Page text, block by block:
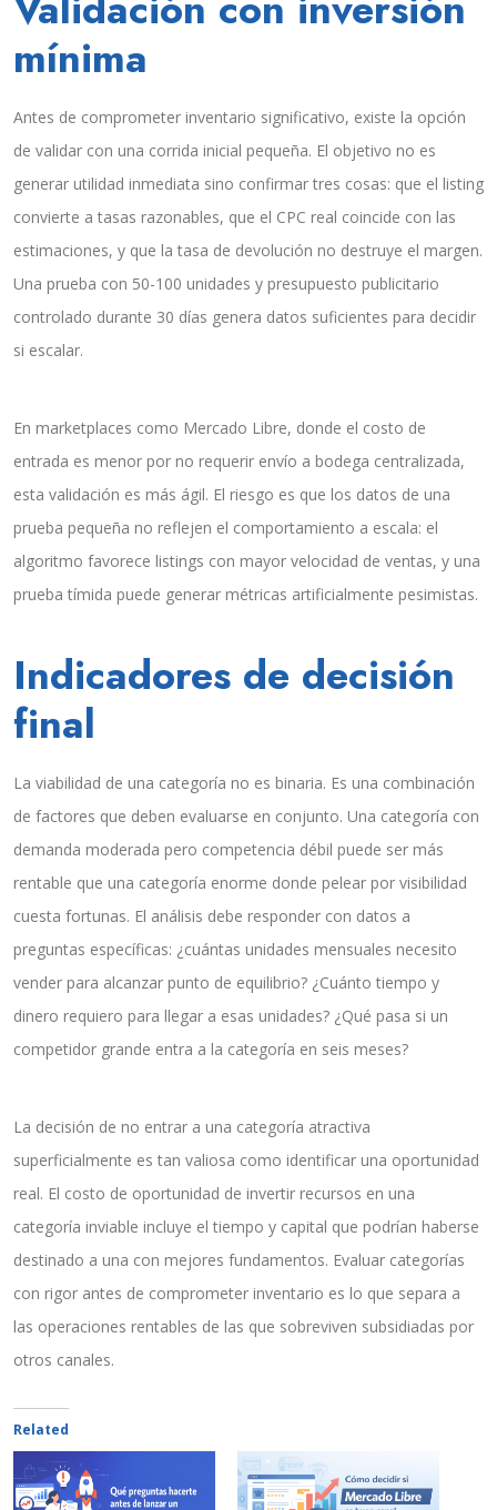
mínima
Antes de comprometer inventario significativo, existe la opción
de validar con una corrida inicial pequeña. El objetivo no es
generar utilidad inmediata sino confirmar tres cosas: que el listing
convierte a tasas razonables, que el CPC real coincide con las
estimaciones, y que la tasa de devolución no destruye el margen.
Una prueba con 50-100 unidades y presupuesto publicitario
controlado durante 30 días genera datos suficientes para decidir
si escalar.
En marketplaces como Mercado Libre, donde el costo de
entrada es menor por no requerir envío a bodega centralizada,
esta validación es más ágil. El riesgo es que los datos de una
prueba pequeña no reflejen el comportamiento a escala: el
algoritmo favorece listings con mayor velocidad de ventas, y una
prueba tímida puede generar métricas artificialmente pesimistas.
Indicadores de decisión
final
La viabilidad de una categoría no es binaria. Es una combinación
de factores que deben evaluarse en conjunto. Una categoría con
demanda moderada pero competencia débil puede ser más
rentable que una categoría enorme donde pelear por visibilidad
cuesta fortunas. El análisis debe responder con datos a
preguntas específicas: ¿cuántas unidades mensuales necesito
vender para alcanzar punto de equilibrio? ¿Cuánto tiempo y
dinero requiero para llegar a esas unidades? ¿Qué pasa si un
competidor grande entra a la categoría en seis meses?
La decisión de no entrar a una categoría atractiva
superficialmente es tan valiosa como identificar una oportunidad
real. El costo de oportunidad de invertir recursos en una
categoría inviable incluye el tiempo y capital que podrían haberse
destinado a una con mejores fundamentos. Evaluar categorías
con rigor antes de comprometer inventario es lo que separa a
las operaciones rentables de las que sobreviven subsidiadas por
otros canales.
Related